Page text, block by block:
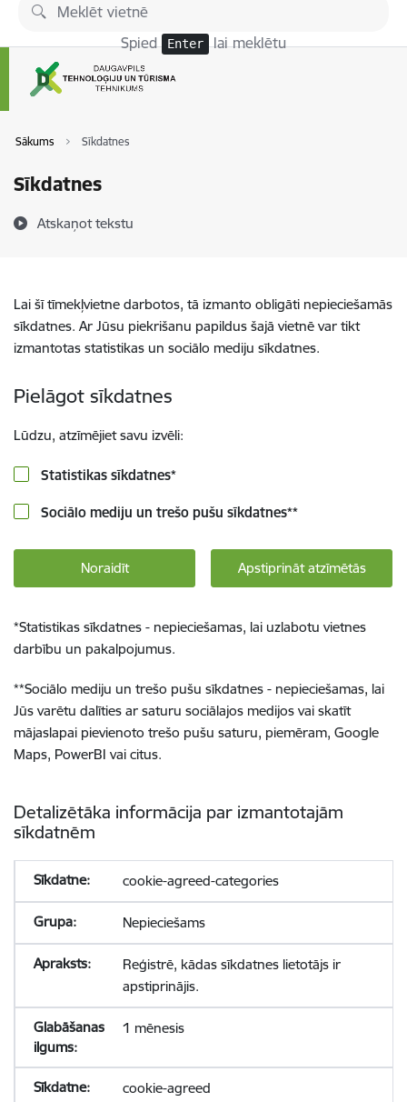
Pāriet uz lapas saturu
Spied Enter lai meklētu
Sākums Sīkdatnes
Sīkdatnes
Atskaņot tekstu
Lai šī tīmekļvietne darbotos, tā izmanto obligāti nepieciešamās
sīkdatnes. Ar Jūsu piekrišanu papildus šajā vietnē var tikt
izmantotas statistikas un sociālo mediju sīkdatnes.
Pielāgot sīkdatnes
Lūdzu, atzīmējiet savu izvēli:
Statistikas sīkdatnes*
Sociālo mediju un trešo pušu sīkdatnes**
Noraidīt Apstiprināt atzīmētās
*Statistikas sīkdatnes - nepieciešamas, lai uzlabotu vietnes
darbību un pakalpojumus.
**Sociālo mediju un trešo pušu sīkdatnes - nepieciešamas, lai
Jūs varētu dalīties ar saturu sociālajos medijos vai skatīt
mājaslapai pievienoto trešo pušu saturu, piemēram, Google
Maps, PowerBI vai citus.
Detalizētāka informācija par izmantotajām
sīkdatnēm
cookie-agreed-categories
Nepieciešams
Reģistrē, kādas sīkdatnes lietotājs ir
apstiprinājis.
1 mēnesis
cookie-agreed